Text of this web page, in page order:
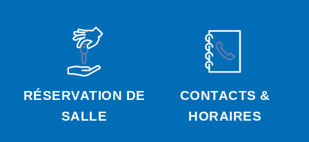
RÉSERVATION DE
SALLE
CONTACTS &
HORAIRES